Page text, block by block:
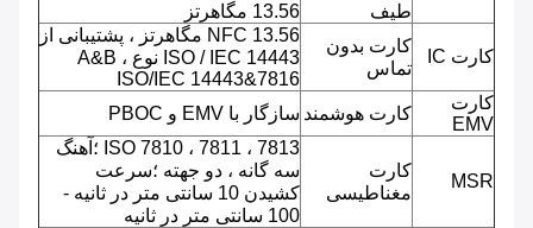
طیف
13.56 مگاهرتز
کارت IC
کارت بدون
تماس
NFC 13.56 مگاهرتز ، پشتیبانی از
ISO / IEC 14443 نوع A&B ،
ISO/IEC 14443&7816
کارت
EMV
کارت هوشمند سازگار با EMV و PBOC
MSR
کارت
مغناطیسی
ISO 7810 ، 7811 ، 7813 ؛آهنگ
سه گانه ، دو جهته ؛سرعت
کشیدن 10 سانتی متر در ثانیه -
100 سانتی متر در ثانیه